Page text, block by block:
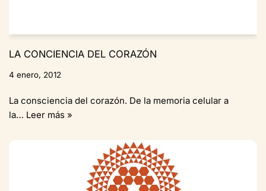
LA CONCIENCIA DEL CORAZÓN
4 enero, 2012
La consciencia del corazón. De la memoria celular a
la… Leer más »